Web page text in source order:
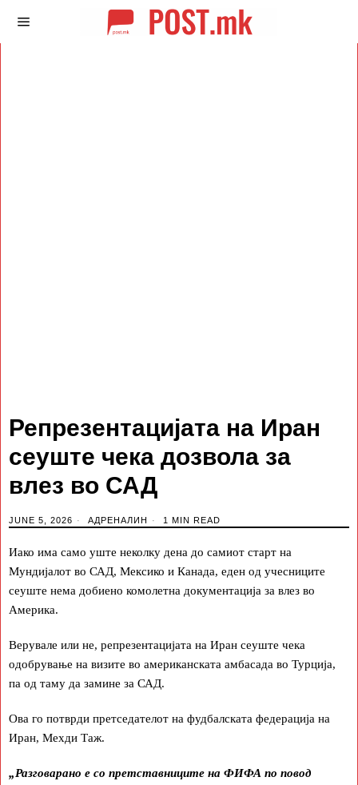
Репрезентацијата на Иран
сеуште чека дозвола за
влез во САД
JUNE 5, 2026 АДРЕНАЛИН 1 MIN READ
Иако има само уште неколку дена до самиот старт на
Мундијалот во САД, Мексико и Канада, еден од учесниците
сеуште нема добиено комолетна документација за влез во
Америка.
Верувале или не, репрезентацијата на Иран сеуште чека
одобрување на визите во американската амбасада во Турција,
па од таму да замине за САД.
Ова го потврди претседателот на фудбалската федерација на
Иран, Мехди Таж.
„Разговарано е со претставниците на ФИФА по повод